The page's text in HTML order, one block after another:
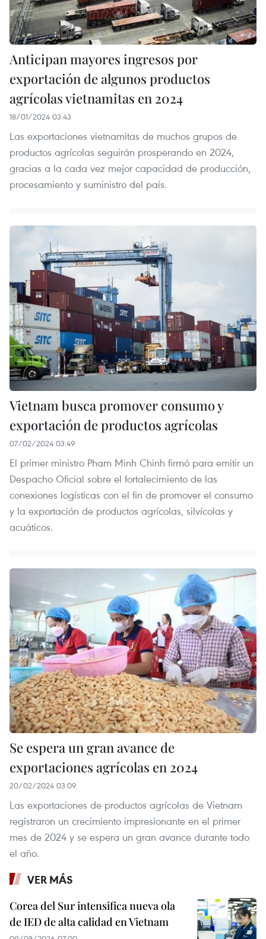
Anticipan mayores ingresos por
exportación de algunos productos
agrícolas vietnamitas en 2024
18/01/2024 03:43
Las exportaciones vietnamitas de muchos grupos de
productos agrícolas seguirán prosperando en 2024,
gracias a la cada vez mejor capacidad de producción,
procesamiento y suministro del país.
Vietnam busca promover consumo y
exportación de productos agrícolas
07/02/2024 03:49
El primer ministro Pham Minh Chinh firmó para emitir un
Despacho Oficial sobre el fortalecimiento de las
conexiones logísticas con el fin de promover el consumo
y la exportación de productos agrícolas, silvícolas y
acuáticos.
Se espera un gran avance de
exportaciones agrícolas en 2024
20/02/2024 03:09
Las exportaciones de productos agrícolas de Vietnam
registraron un crecimiento impresionante en el primer
mes de 2024 y se espera un gran avance durante todo
el año.
VER MÁS
Corea del Sur intensifica nueva ola
de IED de alta calidad en Vietnam